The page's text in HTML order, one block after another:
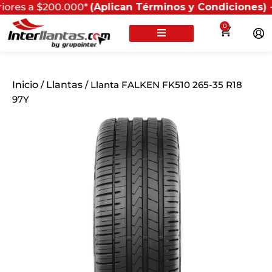
(Aplican Términos y Condiciones) -
0
Inicio / Llantas / Llanta FALKEN FK510 265-35 R18
97Y